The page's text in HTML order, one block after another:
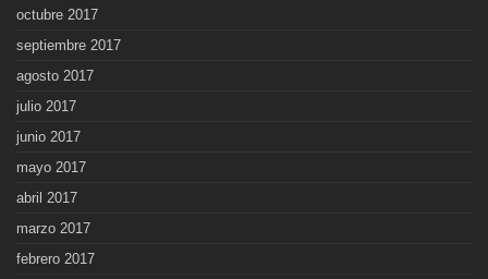
octubre 2017
septiembre 2017
agosto 2017
julio 2017
junio 2017
mayo 2017
abril 2017
marzo 2017
febrero 2017